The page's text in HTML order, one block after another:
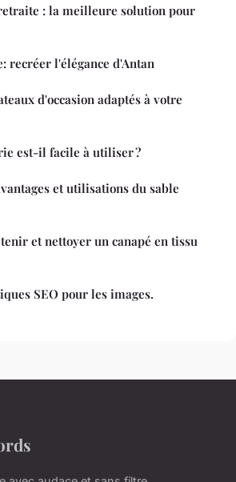
: la meilleure solution pour
recréer l'élégance d'Antan
d'occasion adaptés à votre
est-il facile à utiliser ?
et utilisations du sable
et nettoyer un canapé en tissu
SEO pour les images.